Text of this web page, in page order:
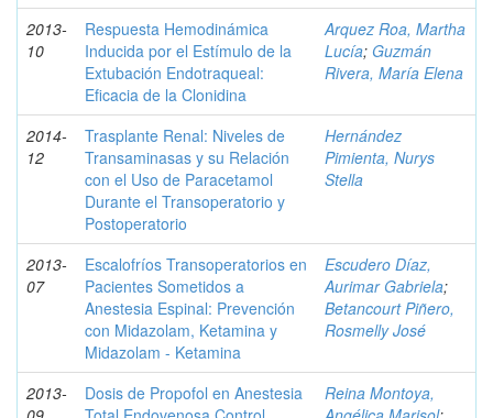
2013-
10
Respuesta Hemodinámica
Inducida por el Estímulo de la
Extubación Endotraqueal:
Eficacia de la Clonidina
Arquez Roa, Martha
Lucía; Guzmán
Rivera, María Elena
2014-
12
Trasplante Renal: Niveles de
Transaminasas y su Relación
con el Uso de Paracetamol
Durante el Transoperatorio y
Postoperatorio
Hernández
Pimienta, Nurys
Stella
2013-
07
Escalofríos Transoperatorios en
Pacientes Sometidos a
Anestesia Espinal: Prevención
con Midazolam, Ketamina y
Midazolam - Ketamina
Escudero Díaz,
Aurimar Gabriela;
Betancourt Piñero,
Rosmelly José
2013-
Dosis de Propofol en Anestesia
Reina Montoya,